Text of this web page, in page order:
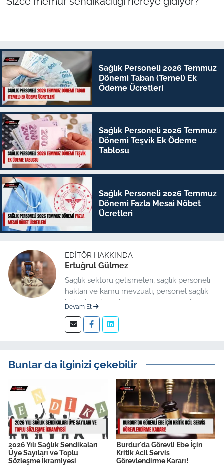
Sağlık Personeli 2026 Temmuz
Dönemi Taban (Temel) Ek
Ödeme Ücretleri
Sağlık Personeli 2026 Temmuz
Dönemi Teşvik Ek Ödeme
Tablosu
Sağlık Personeli 2026 Temmuz
Dönemi Fazla Mesai Nöbet
Ücretleri
EDITÖR HAKKINDA
Ertuğrul Gülmez
Sağlık sektörü gelişmeleri, sağlık personeli
hakları ve kamu mevzuatı, personel sağlık
haberleri düzenleme üzerine uzmanlaşmış
Devam Et
Bunlar da ilginizi çekebilir
2026 Yılı Sağlık Sendikaları
Üye Sayıları ve Toplu
Sözleşme İkramiyesi
Burdur'da Görevli Ebe İçin
Kritik Acil Servis
Görevlendirme Kararı!